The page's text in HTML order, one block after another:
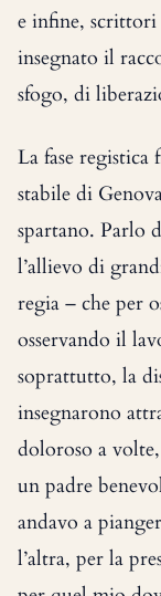
e infine,
insegnato il
sfogo, di
La fase
stabile di
spartano. Parlo
l’allievo di
regia – che per
osservando il
soprattutto, la
insegnarono
doloroso a
un padre
andavo a
l’altra, per la